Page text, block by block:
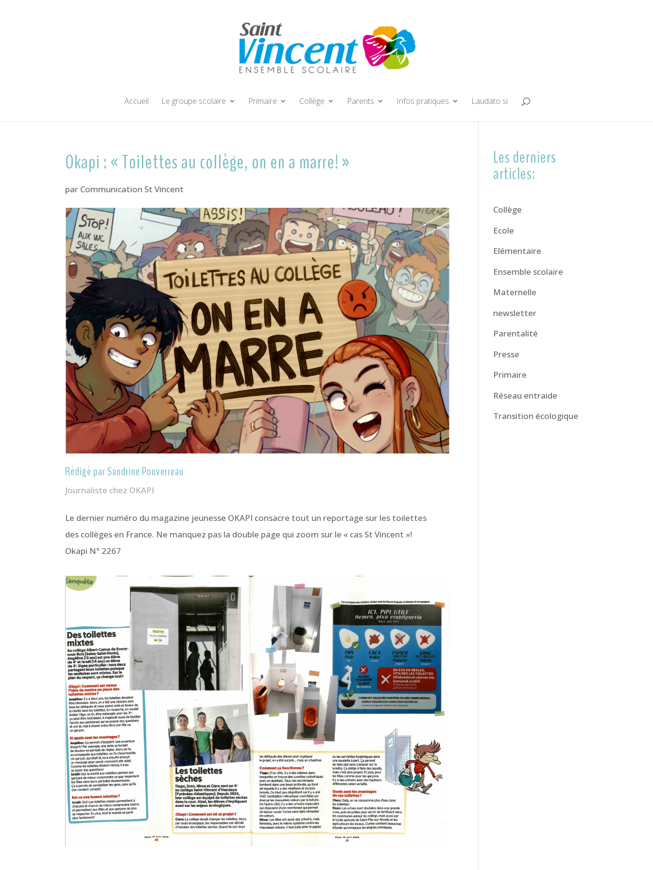
Accueil Le groupe scolaire Primaire Collège Parents Infos pratiques Laudato si
Okapi : « Toilettes au collège, on en a marre! »
par Communication St Vincent
Rédigé par Sandrine Pouverreau
Journaliste chez OKAPI
Le dernier numéro du magazine jeunesse OKAPI consacre tout un reportage sur les toilettes
des collèges en France. Ne manquez pas la double page qui zoom sur le « cas St Vincent »!
Okapi N° 2267
Les derniers
articles:
Collège
Ecole
Elémentaire
Ensemble scolaire
Maternelle
newsletter
Parentalité
Presse
Primaire
Réseau entraide
Transition écologique